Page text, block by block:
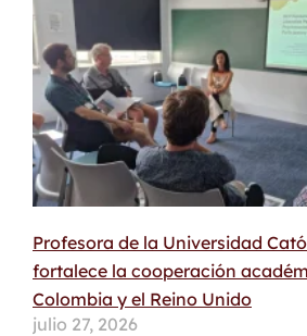
Profesora de la Universidad
fortalece la cooperación
Colombia y el Reino Unido
julio 27, 2026